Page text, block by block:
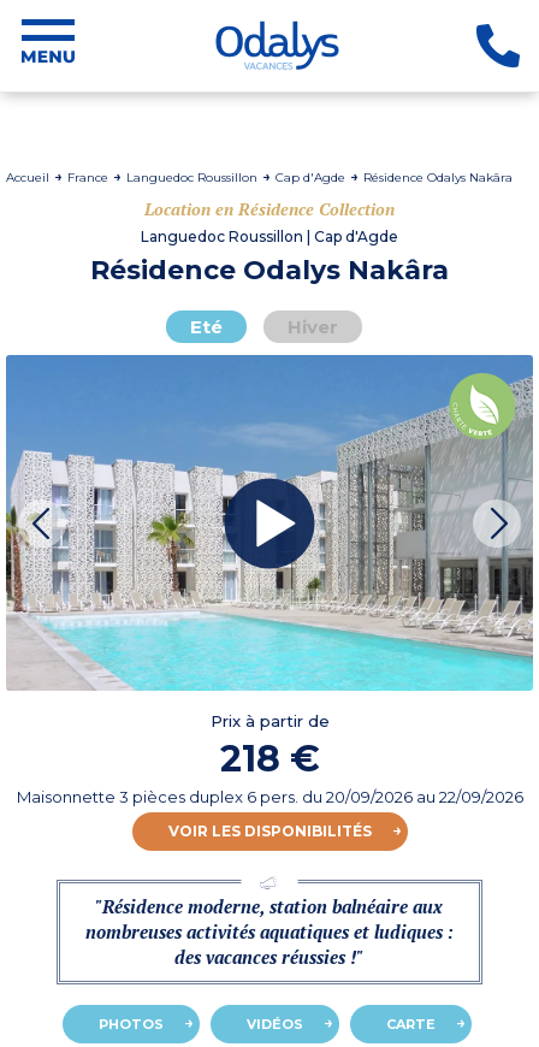
Accueil France Languedoc Roussillon Cap d'Agde Résidence Odalys Nakâra
Location en Résidence Collection
Languedoc Roussillon | Cap d'Agde
Résidence Odalys Nakâra
Eté Hiver
Prix à partir de
218 €
Maisonnette 3 pièces duplex 6 pers. du 20/09/2026au 22/09/2026
VOIR LES DISPONIBILITÉS
"Résidence moderne, station balnéaire aux
nombreuses activités aquatiques et ludiques :
des vacances réussies !"
PHOTOS VIDÉOS CARTE